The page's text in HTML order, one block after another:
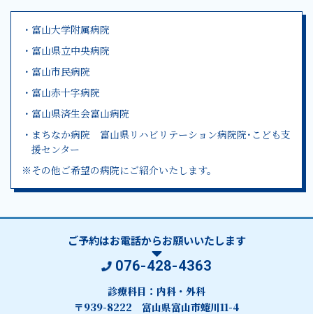
・富山大学附属病院
・富山県立中央病院
・富山市民病院
・富山赤十字病院
・富山県済生会富山病院
・まちなか病院 富山県リハビリテーション病院院･こども支
援センター
※その他ご希望の病院にご紹介いたします。
ご予約はお電話からお願いいたします
076-428-4363
診療科目：内科・外科
〒939-8222 富山県富山市蜷川11-4